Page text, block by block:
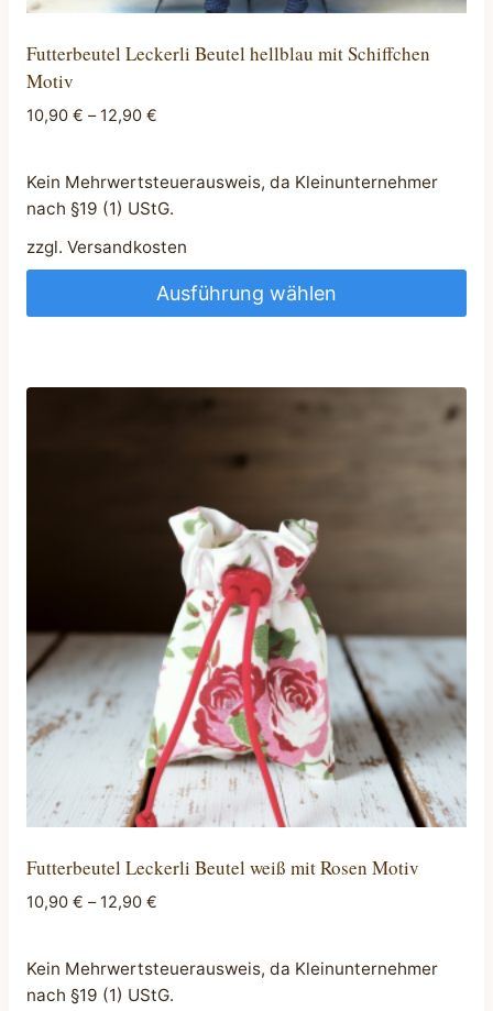
Futterbeutel Leckerli Beutel hellblau mit Schiffchen
Motiv
10,90 € –12,90 €
Kein Mehrwertsteuerausweis, da Kleinunternehmer
nach §19 (1) UStG.
zzgl. Versandkosten
Ausführung wählen
weist
der
Produktseite
gewählt
werden
Futterbeutel Leckerli Beutel weiß mit Rosen Motiv
10,90 € –12,90 €
Kein Mehrwertsteuerausweis, da Kleinunternehmer
nach §19 (1) UStG.